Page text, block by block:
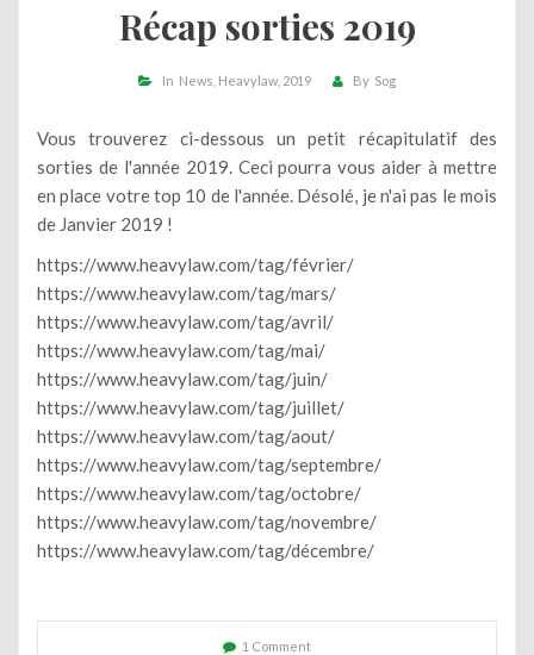
Récap sorties 2019
In News Heavylaw 2019 By Sog
Vous trouverez ci-dessous un petit récapitulatif des
sorties de l'année 2019. Ceci pourra vous aider à mettre
en place votre top 10 de l'année. Désolé, je n'ai pas le mois
de Janvier 2019 !
https://www.heavylaw.com/tag/février/
https://www.heavylaw.com/tag/mars/
https://www.heavylaw.com/tag/avril/
https://www.heavylaw.com/tag/mai/
https://www.heavylaw.com/tag/juin/
https://www.heavylaw.com/tag/juillet/
https://www.heavylaw.com/tag/aout/
https://www.heavylaw.com/tag/septembre/
https://www.heavylaw.com/tag/octobre/
https://www.heavylaw.com/tag/novembre/
https://www.heavylaw.com/tag/décembre/
1 Comment